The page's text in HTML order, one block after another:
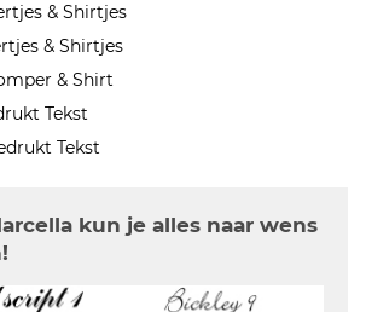
& Shirtjes
& Shirtjes
& Shirt
Tekst
Tekst
kun je alles naar wens